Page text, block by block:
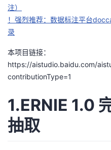
我
博
的
坛
我
圈
子
的
直
我
的
我
注）
！强烈推荐：数据标注平台
录
本项目链接：
https://aistudio.baidu.com/
contributionType=1
1.ERNIE 1.0
抽取